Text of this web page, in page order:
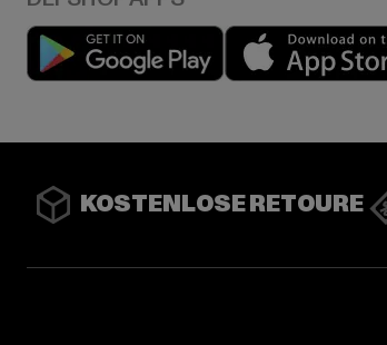
Play market
KOSTENLOSE RETOURE